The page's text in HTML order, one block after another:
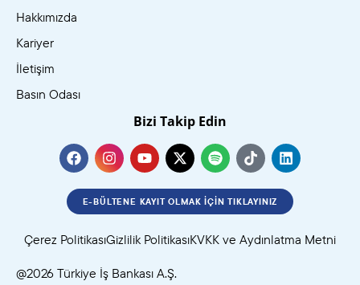
Hakkımızda
Kariyer
İletişim
Basın Odası
Bizi Takip Edin
E-BÜLTENE KAYIT OLMAK İÇIN TIKLAYINIZ
Çerez PolitikasıGizlilik PolitikasıKVKK ve Aydınlatma Metni
@2026 Türkiye İş Bankası A.Ş.